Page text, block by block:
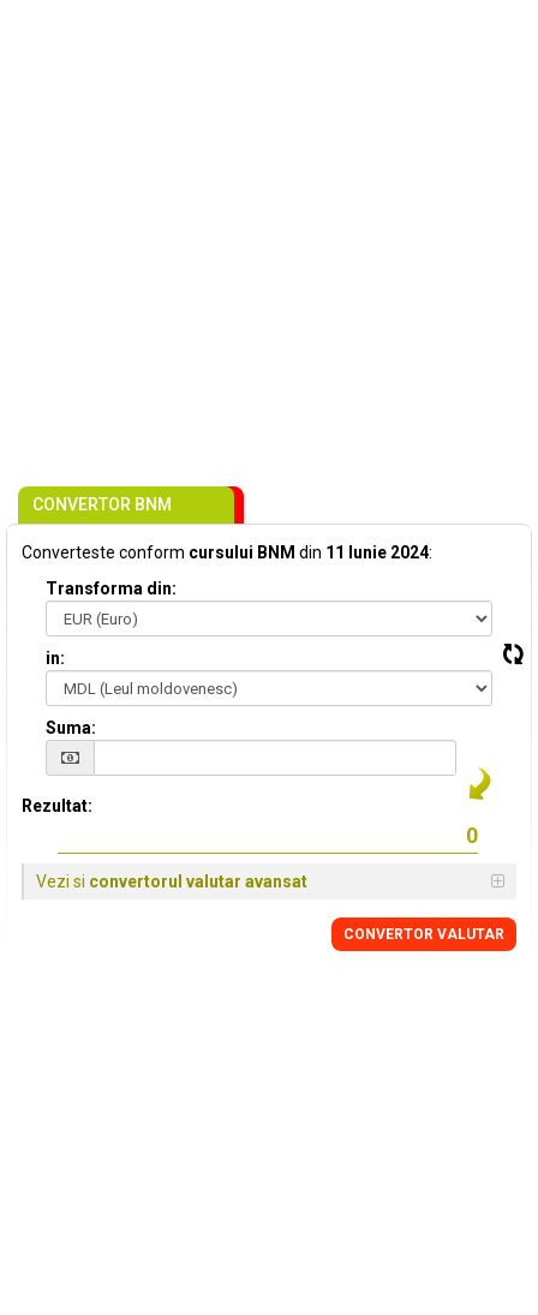
CONVERTOR BNM
Converteste conform cursului BNM din 11 Iunie 2024:
Transforma din:
in:
Suma:
Rezultat:
Vezi si convertorul valutar avansat
CONVERTOR VALUTAR